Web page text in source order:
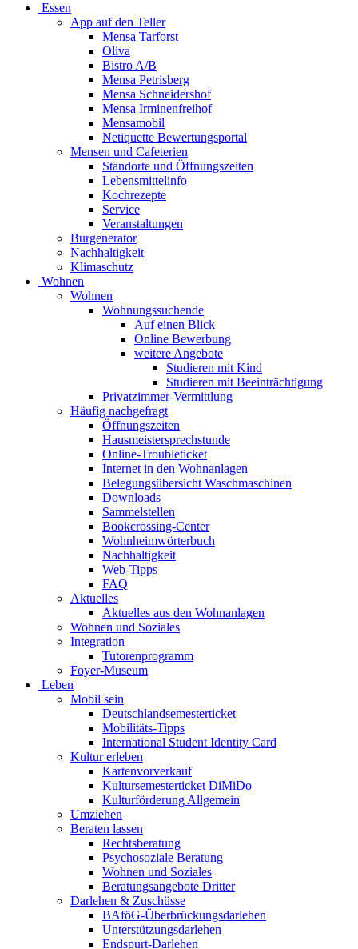
Essen
App auf den Teller
Mensa Tarforst
Oliva
Bistro A/B
Mensa Petrisberg
Mensa Schneidershof
Mensa Irminenfreihof
Mensamobil
Netiquette Bewertungsportal
Mensen und Cafeterien
Standorte und Öffnungszeiten
Lebensmittelinfo
Kochrezepte
Service
Veranstaltungen
Burgenerator
Nachhaltigkeit
Klimaschutz
Wohnen
Wohnen
Wohnungssuchende
Auf einen Blick
Online Bewerbung
weitere Angebote
Studieren mit Kind
Studieren mit Beeinträchtigung
Privatzimmer-Vermittlung
Häufig nachgefragt
Öffnungszeiten
Hausmeistersprechstunde
Online-Troubleticket
Internet in den Wohnanlagen
Belegungsübersicht Waschmaschinen
Downloads
Sammelstellen
Bookcrossing-Center
Wohnheimwörterbuch
Nachhaltigkeit
Web-Tipps
FAQ
Aktuelles
Aktuelles aus den Wohnanlagen
Wohnen und Soziales
Integration
Tutorenprogramm
Foyer-Museum
Leben
Mobil sein
Deutschlandsemesterticket
Mobilitäts-Tipps
International Student Identity Card
Kultur erleben
Kartenvorverkauf
Kultursemesterticket DiMiDo
Kulturförderung Allgemein
Umziehen
Beraten lassen
Rechtsberatung
Psychosoziale Beratung
Wohnen und Soziales
Beratungsangebote Dritter
Darlehen & Zuschüsse
BAföG-Überbrückungsdarlehen
Unterstützungsdarlehen
Endspurt-Darlehen